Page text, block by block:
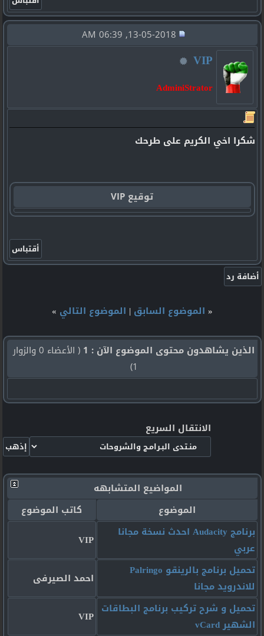
VIP
AdminiStrator
شكرا اخي الكريم على طرحك
توقيع VIP
« الموضوع السابق | الموضوع التالي »
الذين يشاهدون محتوى الموضوع الآن : 1
( الأعضاء 0 والزوار
1)
الانتقال السريع
المواضيع المتشابهه
الموضوع
كاتب الموضوع
برنامج Audacity احدث نسخة مجانا
عربي
VIP
تحميل برنامج بالرينقو Palringo
للاندرويد مجانا
احمد الصيرفى
تحميل و شرح تركيب برنامج البطاقات
الشهير vCard
VIP